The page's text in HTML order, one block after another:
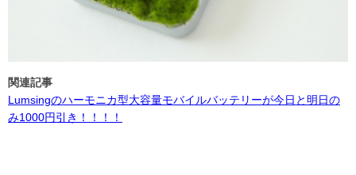
関連記事
Lumsingのハーモニカ型大容量モバイルバッテリーが今日と明日の
み1000円引き！！！！